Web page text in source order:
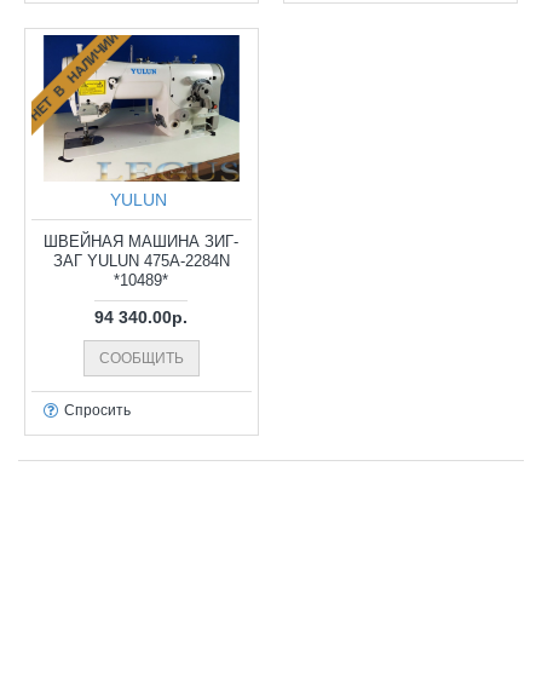
НЕТ В НАЛИЧИИ
YULUN
ШВЕЙНАЯ МАШИНА ЗИГ-
ЗАГ YULUN 475A-2284N
*10489*
94 340.00р.
СООБЩИТЬ
Спросить